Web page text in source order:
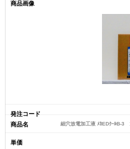
細穴放電加工液 ﾒｶEDｸｰﾙB-3